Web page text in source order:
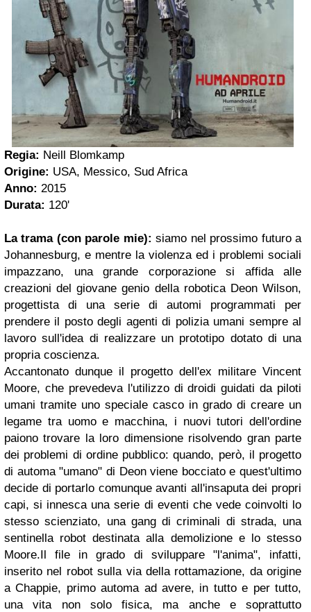
Regia: Neill Blomkamp
Origine: USA, Messico, Sud Africa
Anno: 2015
Durata: 120'
La trama (con parole mie):siamo nel prossimo futuro a
Johannesburg, e mentre la violenza ed i problemi sociali
impazzano, una grande corporazione si affida alle
creazioni del giovane genio della robotica Deon Wilson,
progettista di una serie di automi programmati per
prendere il posto degli agenti di polizia umani sempre al
lavoro sull'idea di realizzare un prototipo dotato di una
propria coscienza.
Accantonato dunque il progetto dell'ex militare Vincent
Moore, che prevedeva l'utilizzo di droidi guidati da piloti
umani tramite uno speciale casco in grado di creare un
legame tra uomo e macchina, i nuovi tutori dell'ordine
paiono trovare la loro dimensione risolvendo gran parte
dei problemi di ordine pubblico: quando, però, il progetto
di automa "umano" di Deon viene bocciato e quest'ultimo
decide di portarlo comunque avanti all'insaputa dei propri
capi, si innesca una serie di eventi che vede coinvolti lo
stesso scienziato, una gang di criminali di strada, una
sentinella robot destinata alla demolizione e lo stesso
Moore.Il file in grado di sviluppare "l'anima", infatti,
inserito nel robot sulla via della rottamazione, da origine
a Chappie, primo automa ad avere, in tutto e per tutto,
una vita non solo fisica, ma anche e soprattutto